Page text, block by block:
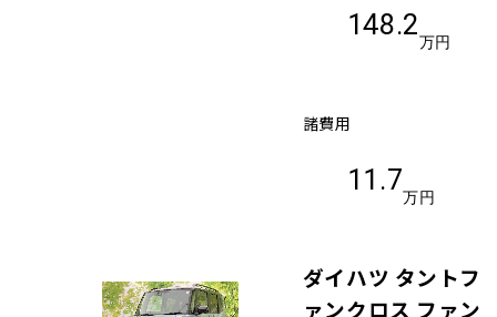
148.2
万円
諸費用
11.7
万円
ダイハツ タントフ
ァンクロス ファン